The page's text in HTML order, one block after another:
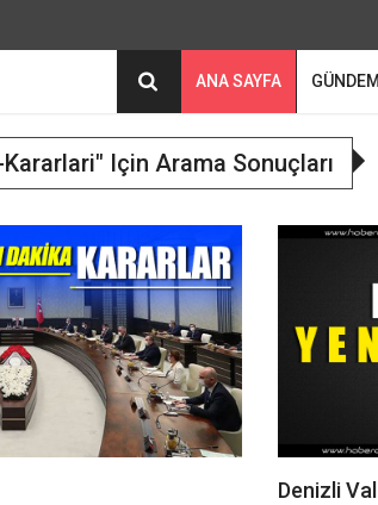
ANA SAYFA GÜNDEM
Için Arama Sonuçları
Denizli